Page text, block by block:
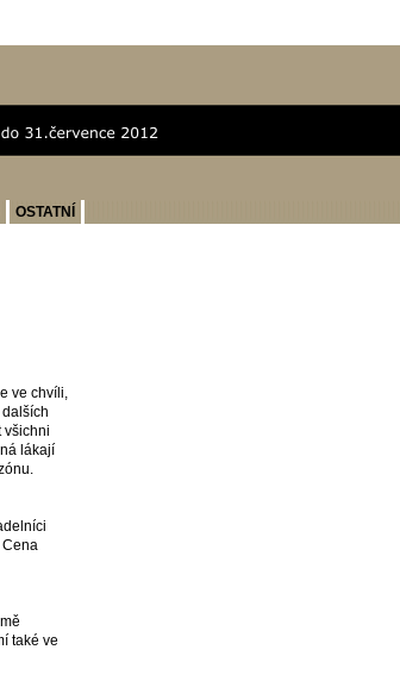
OSTATNÍ
ve chvíli,
všichni
lákají
Cena
také ve